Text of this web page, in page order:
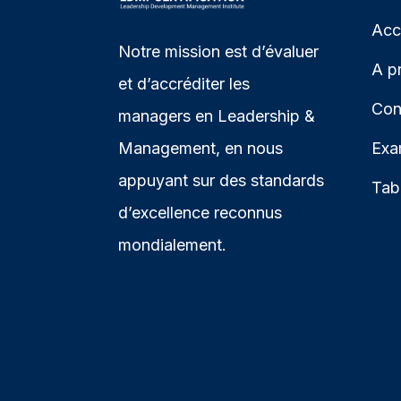
Notre mission est d’évaluer
et d’accréditer les
managers en Leadership &
Management, en nous
appuyant sur des standards
d’excellence reconnus
mondialement.
A